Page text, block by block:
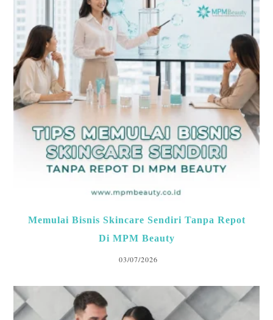
Memulai Bisnis Skincare Sendiri Tanpa Repot
Di MPM Beauty
03/07/2026